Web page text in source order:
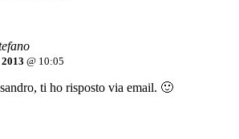
@ 10:05
ti ho risposto via email. 🙂